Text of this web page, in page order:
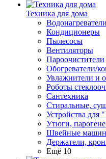
Техника для дома
Водонагреватели
Кондиционеры
Пылесосы
Вентиляторы
Пароочистители
Обогреватели/
Увлажнители и
Роботы
Сантехника
Стиральные,
Устройства для
Утюги,
Швейные
Держатели,
Ещё 10